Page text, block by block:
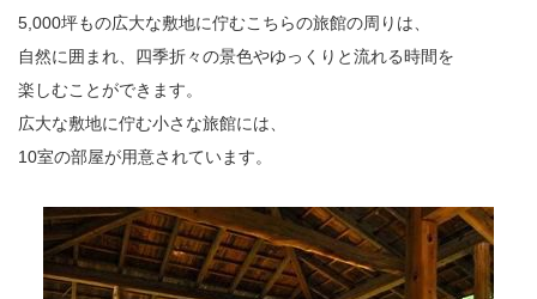
5,000坪もの広大な敷地に佇むこちらの旅館の周りは、
自然に囲まれ、四季折々の景色やゆっくりと流れる時間を
楽しむことができます。
広大な敷地に佇む小さな旅館には、
10室の部屋が用意されています。